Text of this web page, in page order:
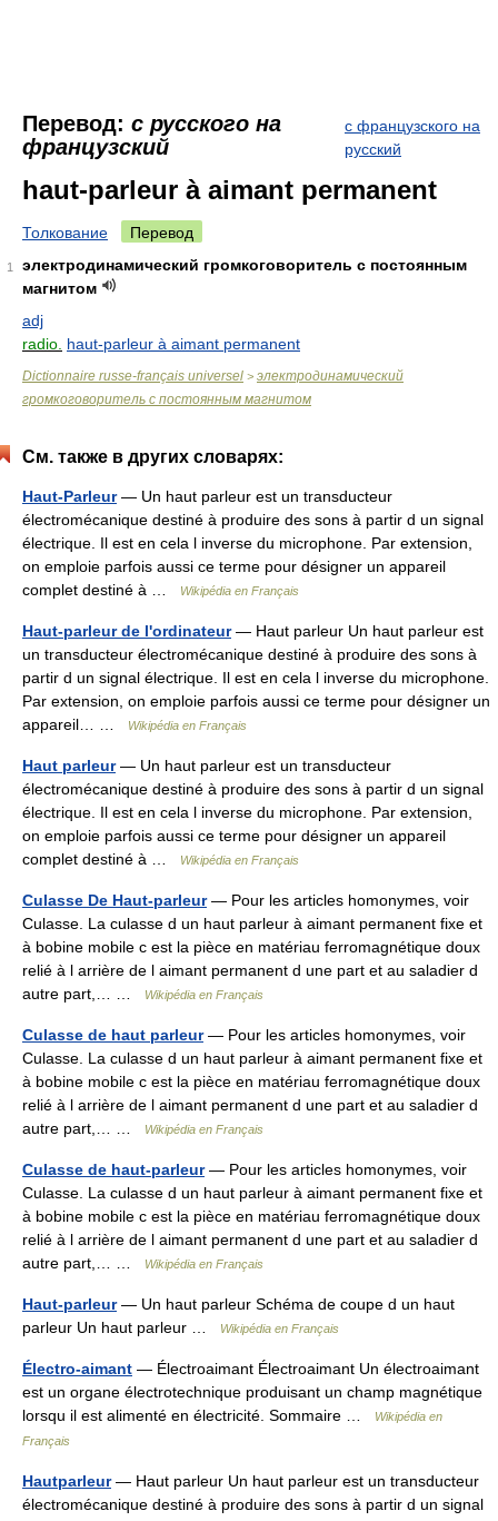
Перевод: с русского на
французский
с французского на
русский
haut-parleur à aimant permanent
Толкование Перевод
1
электродинамический громкоговоритель с постоянным
магнитом
adj
radio. haut-parleur à aimant permanent
Dictionnaire russe-français universel > электродинамический
громкоговоритель с постоянным магнитом
См. также в других словарях:
Haut-Parleur— Un haut parleur est un transducteur
électromécanique destiné à produire des sons à partir d un signal
électrique. Il est en cela l inverse du microphone. Par extension,
on emploie parfois aussi ce terme pour désigner un appareil
complet destiné à …
Wikipédia en Français
Haut-parleur de l'ordinateur— Haut parleur Un haut parleur est
un transducteur électromécanique destiné à produire des sons à
partir d un signal électrique. Il est en cela l inverse du microphone.
Par extension, on emploie parfois aussi ce terme pour désigner un
appareil… …
Wikipédia en Français
Haut parleur— Un haut parleur est un transducteur
électromécanique destiné à produire des sons à partir d un signal
électrique. Il est en cela l inverse du microphone. Par extension,
on emploie parfois aussi ce terme pour désigner un appareil
complet destiné à …
Wikipédia en Français
Culasse De Haut-parleur— Pour les articles homonymes, voir
Culasse. La culasse d un haut parleur à aimant permanent fixe et
à bobine mobile c est la pièce en matériau ferromagnétique doux
relié à l arrière de l aimant permanent d une part et au saladier d
autre part,… …
Wikipédia en Français
Culasse de haut parleur— Pour les articles homonymes, voir
Culasse. La culasse d un haut parleur à aimant permanent fixe et
à bobine mobile c est la pièce en matériau ferromagnétique doux
relié à l arrière de l aimant permanent d une part et au saladier d
autre part,… …
Wikipédia en Français
Culasse de haut-parleur— Pour les articles homonymes, voir
Culasse. La culasse d un haut parleur à aimant permanent fixe et
à bobine mobile c est la pièce en matériau ferromagnétique doux
relié à l arrière de l aimant permanent d une part et au saladier d
autre part,… …
Wikipédia en Français
Haut-parleur— Un haut parleur Schéma de coupe d un haut
parleur Un haut parleur …
Wikipédia en Français
Électro-aimant — Électroaimant Électroaimant Un électroaimant
est un organe électrotechnique produisant un champ magnétique
lorsqu il est alimenté en électricité. Sommaire …
Wikipédia en
Français
Hautparleur— Haut parleur Un haut parleur est un transducteur
électromécanique destiné à produire des sons à partir d un signal